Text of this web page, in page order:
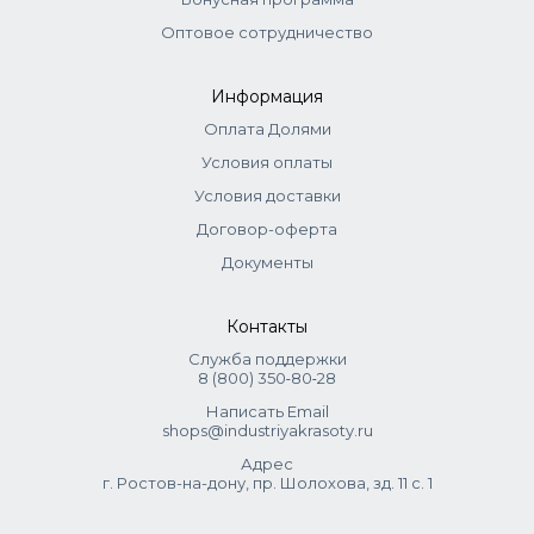
Оптовое сотрудничество
Информация
Оплата Долями
Условия оплаты
Условия доставки
Договор-оферта
Документы
Контакты
Служба поддержки
8 (800) 350‑80‑28
Написать Email
shops@industriyakrasoty.ru
Адрес
г. Ростов-на-дону, пр. Шолохова, зд. 11 с. 1